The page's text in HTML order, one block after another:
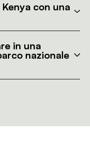
con una
in una
nazionale